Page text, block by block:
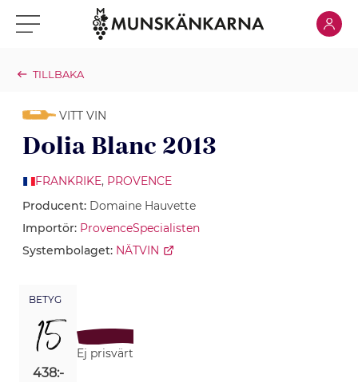
Klicka för meny Klicka
TILLBAKA
VITT VIN
Dolia Blanc 2013
FRANKRIKE, PROVENCE
Producent: Domaine Hauvette
Importör: ProvenceSpecialisten
Systembolaget: NÄTVIN
BETYG
15
438:-
Ej prisvärt